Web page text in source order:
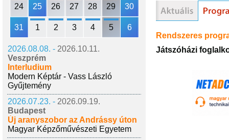
24 25 26 27 28 29 30
31 1 2 3 4 5 6
2026.08.08. - 2026.10.11.
Veszprém
Interludium
Modern Képtár - Vass László
Gyűjtemény
2026.07.23. - 2026.09.19.
Budapest
Új aranyszobor az Andrássy úton
Magyar Képzőművészeti Egyetem
Rendszeres
Játszóházi